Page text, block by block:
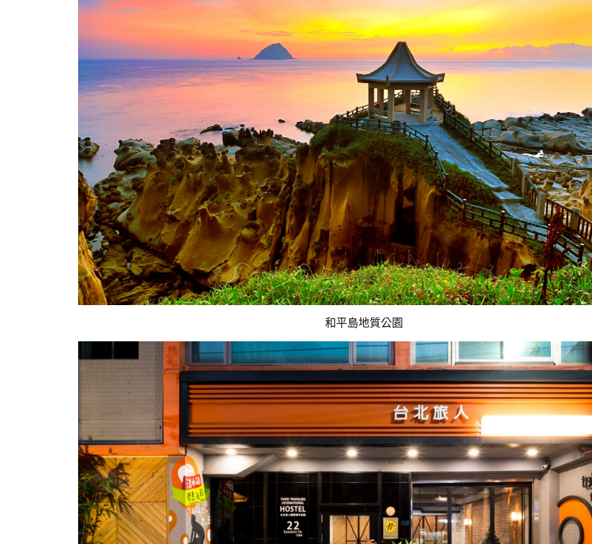
和平島地質公園